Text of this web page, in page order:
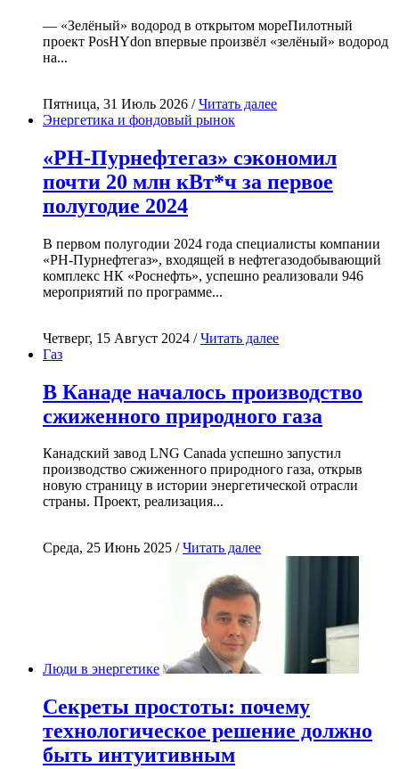
— «Зелёный» водород в открытом мореПилотный
проект PosHYdon впервые произвёл «зелёный» водород
на...
Пятница, 31 Июль 2026 /Читать далее
Энергетика и фондовый рынок
«РН-Пурнефтегаз» сэкономил
почти 20 млн кВт*ч за первое
полугодие 2024
В первом полугодии 2024 года специалисты компании
«РН-Пурнефтегаз», входящей в нефтегазодобывающий
комплекс НК «Роснефть», успешно реализовали 946
мероприятий по программе...
Четверг, 15 Август 2024 /Читать далее
Газ
В Канаде началось производство
сжиженного природного газа
Канадский завод LNG Canada успешно запустил
производство сжиженного природного газа, открыв
новую страницу в истории энергетической отрасли
страны. Проект, реализация...
Среда, 25 Июнь 2025 /Читать далее
Люди в энергетике
Секреты простоты: почему
технологическое решение должно
быть интуитивным